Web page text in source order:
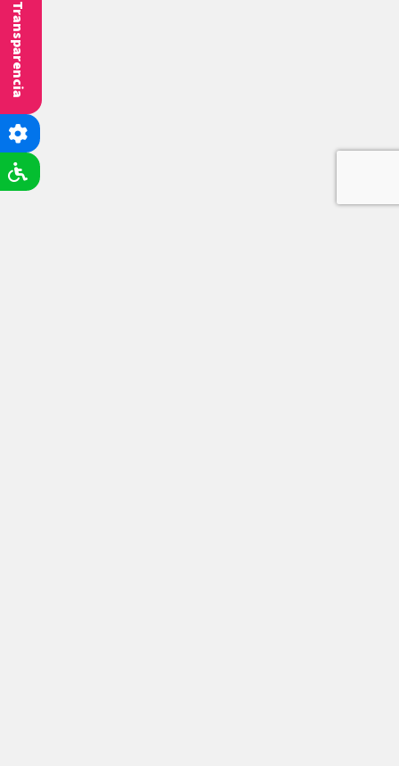
Transparencia